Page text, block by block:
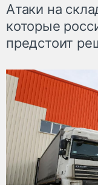
Атаки на
которые
предстоит